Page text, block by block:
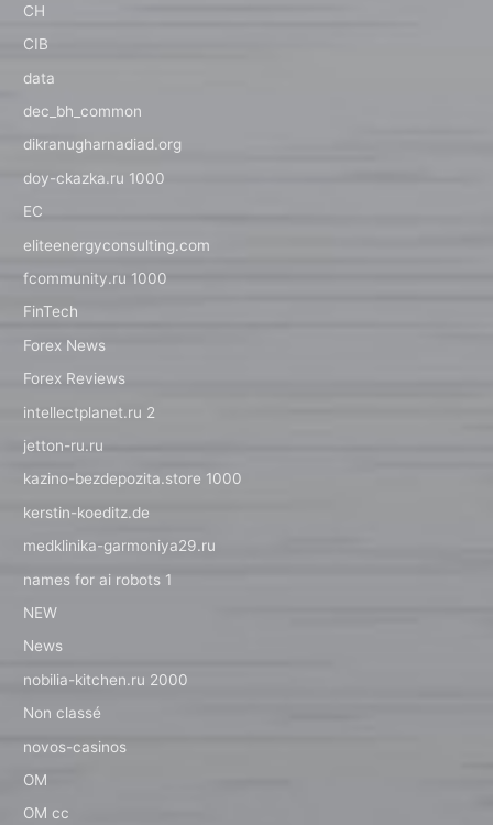
CH
CIB
data
dec_bh_common
dikranugharnadiad.org
doy-ckazka.ru 1000
EC
eliteenergyconsulting.com
fcommunity.ru 1000
FinTech
Forex News
Forex Reviews
intellectplanet.ru 2
jetton-ru.ru
kazino-bezdepozita.store 1000
kerstin-koeditz.de
medklinika-garmoniya29.ru
names for ai robots 1
NEW
News
nobilia-kitchen.ru 2000
Non classé
novos-casinos
OM
OM cc